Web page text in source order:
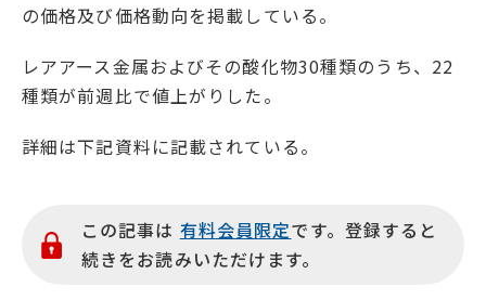
の価格及び価格動向を掲載している。
レアアース金属およびその酸化物30種類のうち、22
種類が前週比で値上がりした。
詳細は下記資料に記載されている。
この記事は 有料会員限定です。登録すると
続きをお読みいただけます。